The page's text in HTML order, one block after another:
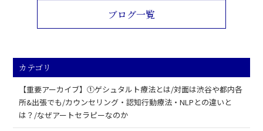
ブログ一覧
カテゴリ
【重要アーカイブ】①ゲシュタルト療法とは/対面は渋谷や都内各
所&出張でも/カウンセリング・認知行動療法・NLPとの違いと
は？/なぜアートセラピーなのか